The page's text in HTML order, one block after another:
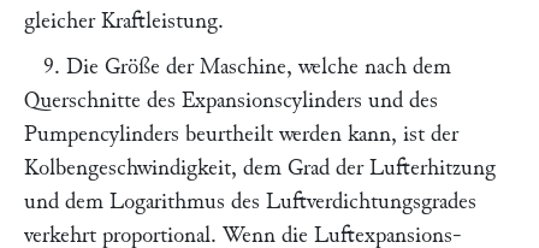
gleicher Kraftleistung.
9. Die Größe der Maschine, welche nach dem
Querschnitte des Expansionscylinders und des
Pumpencylinders beurtheilt werden kann, ist der
Kolbengeschwindigkeit, dem Grad der Lufterhitzung
und dem Logarithmus des Luftverdichtungsgrades
verkehrt proportional. Wenn die Luftexpansions-